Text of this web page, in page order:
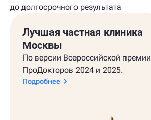
до долгосрочного результата
Лучшая частная клиника
Москвы
По версии Всероссийской премии
ПроДокторов 2024 и 2025.
Подробнее